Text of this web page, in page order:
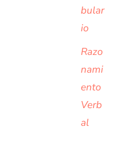
bular
io
Razo
nami
ento
Verb
al